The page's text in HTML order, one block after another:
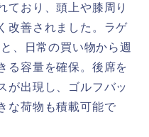
ており、頭上や膝周り
改善されました。ラゲ
、日常の買い物から週
る容量を確保。後席を
が出現し、ゴルフバッ
な荷物も積載可能で